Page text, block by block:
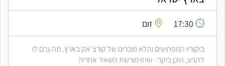
זום
ביקוריו המפתיעים והלא מוכרים של קורצ'אק בארץ. מה גרם לו
להגיע, היכן ביקר - ואיזו מורשת השאיר אחריו?